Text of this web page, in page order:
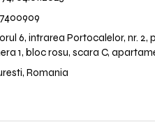
6, intrarea Portocalelor, nr. 2,
1, bloc rosu, scara C,
Romania